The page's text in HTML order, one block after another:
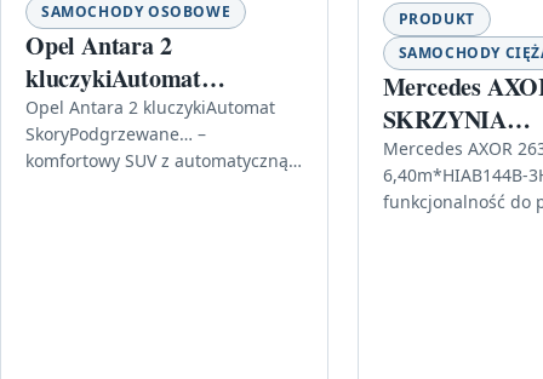
SAMOCHODY OSOBOWE
Opel Antara 2
kluczykiAutomat
SkoryPodgrzewane…
Opel Antara 2 kluczykiAutomat
SkoryPodgrzewane… –
komfortowy SUV z automatyczną
PRODUKT
SAMOCHODY
Mercedes
SKRZYNIA
3HIDUO
Mercedes AXOR
6,40m*HIAB144B-
funkcjonalność do